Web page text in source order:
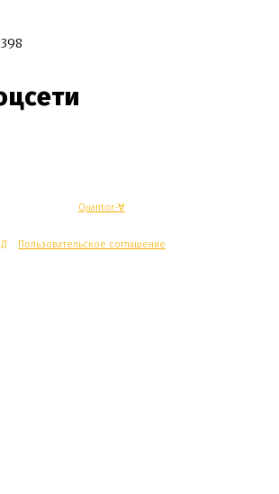
Quantor-∀
Пользовательское соглашение